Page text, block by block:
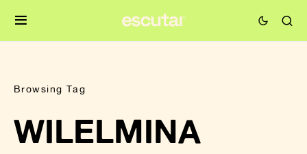
Browsing Tag
WILELMINA